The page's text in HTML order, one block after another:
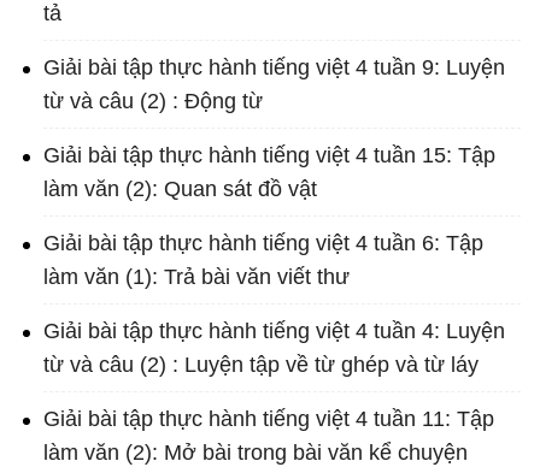
tả
Giải bài tập thực hành tiếng việt 4 tuần 9: Luyện
từ và câu (2) : Động từ
Giải bài tập thực hành tiếng việt 4 tuần 15: Tập
làm văn (2): Quan sát đồ vật
Giải bài tập thực hành tiếng việt 4 tuần 6: Tập
làm văn (1): Trả bài văn viết thư
Giải bài tập thực hành tiếng việt 4 tuần 4: Luyện
từ và câu (2) : Luyện tập về từ ghép và từ láy
Giải bài tập thực hành tiếng việt 4 tuần 11: Tập
làm văn (2): Mở bài trong bài văn kể chuyện